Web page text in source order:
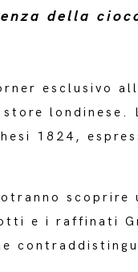
della
esclusivo
1824,
e i raffinati